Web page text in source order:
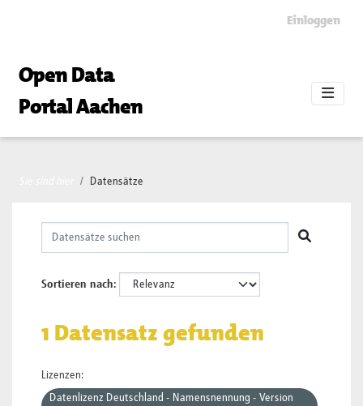
Einloggen
Open Data
Portal Aachen
Datensätze
Sortieren nach
1 Datensatz gefunden
Lizenzen:
Datenlizenz Deutschland - Namensnennung - Version